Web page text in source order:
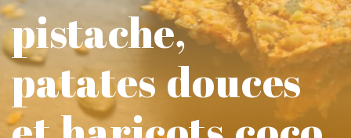
pistache,
patates douces